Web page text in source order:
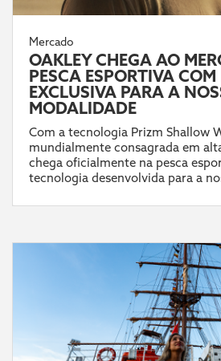
Mercado
OAKLEY CHEGA AO
PESCA ESPORTIVA COM
EXCLUSIVA PARA A
MODALIDADE
Com a tecnologia Prizm Shallow
mundialmente consagrada em
chega oficialmente na pesca
tecnologia desenvolvida para a